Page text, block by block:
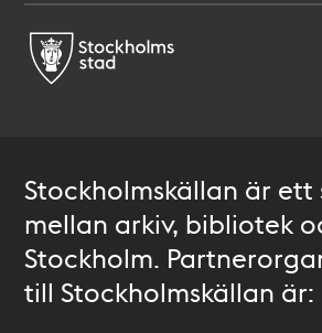
Stockholmskällan är
mellan arkiv, bibliotek
Stockholm.
till Stockholmskällan är: